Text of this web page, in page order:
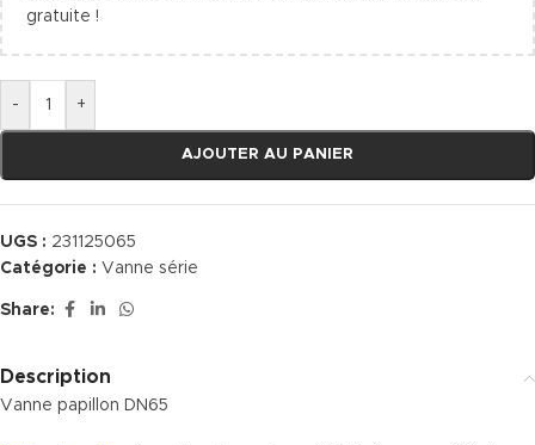
gratuite !
- +
AJOUTER AU PANIER
UGS : 231125065
Catégorie : Vanne série
Share:
Description
Vanne papillon DN65